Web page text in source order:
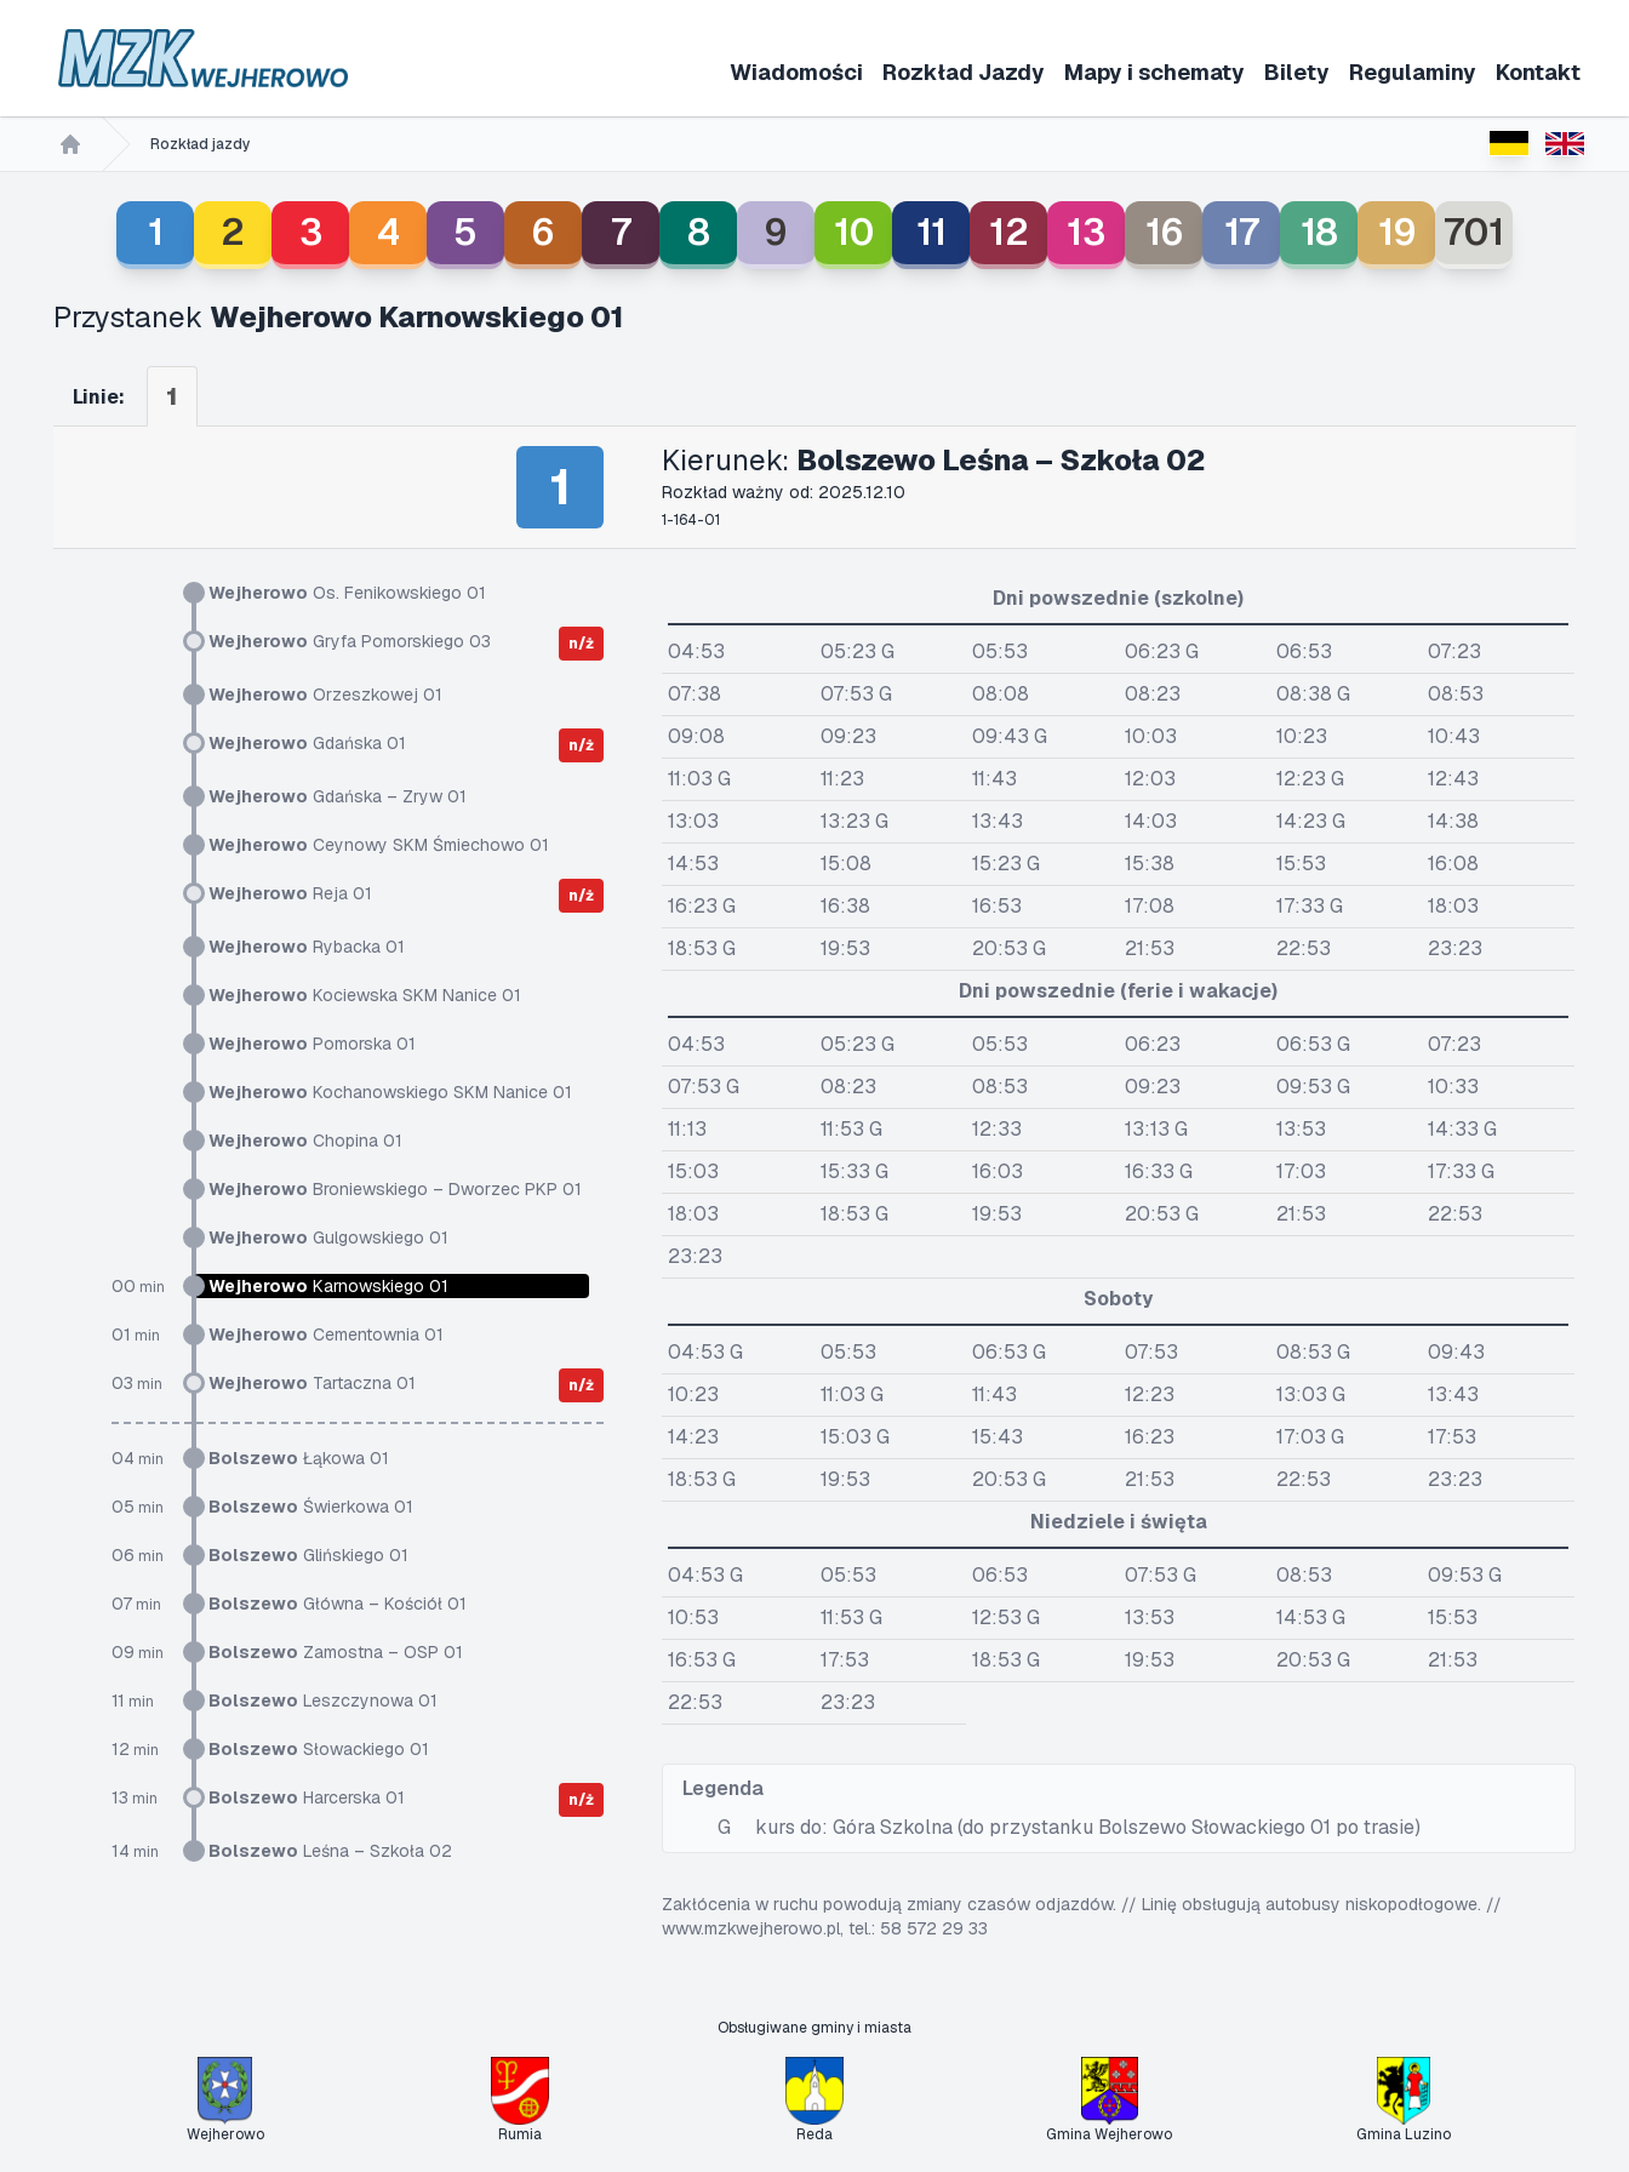
Wiadomości Rozkład Jazdy Mapy i schematy Bilety Regulaminy Kontakt
Rozkład jazdy
1 2 3 4 5 6 7 8 9 10 11 12 13 16 17 18 19 701
Przystanek Wejherowo Karnowskiego 01
Linie: 1
1 Kierunek: Bolszewo Leśna – Szkoła 02
Rozkład ważny od: 2025.12.10
1-164-01
Wejherowo Os. Fenikowskiego 01
Wejherowo Gryfa Pomorskiego 03 n/ż
Wejherowo Orzeszkowej 01
Wejherowo Gdańska 01 n/ż
Wejherowo Gdańska – Zryw 01
Wejherowo Ceynowy SKM Śmiechowo 01
Wejherowo Reja 01 n/ż
Wejherowo Rybacka 01
Wejherowo Kociewska SKM Nanice 01
Wejherowo Pomorska 01
Wejherowo Kochanowskiego SKM Nanice 01
Wejherowo Chopina 01
Wejherowo Broniewskiego – Dworzec PKP 01
Wejherowo Gulgowskiego 01
00 min Wejherowo Karnowskiego 01
01 min Wejherowo Cementownia 01
03 min Wejherowo Tartaczna 01 n/ż
04 min Bolszewo Łąkowa 01
05 min Bolszewo Świerkowa 01
06 min Bolszewo Glińskiego 01
07 min Bolszewo Główna – Kościół 01
09 min Bolszewo Zamostna – OSP 01
11 min Bolszewo Leszczynowa 01
12 min Bolszewo Słowackiego 01
13 min Bolszewo Harcerska 01 n/ż
14 min Bolszewo Leśna – Szkoła 02
Dni powszednie (szkolne)
04:53 05:23 G 05:53 06:23 G 06:53
07:23
07:38
07:53 G 08:08 08:23 08:38 G
08:53
09:08
09:23 09:43 G 10:03 10:23
10:43
11:03 G
11:23 11:43 12:03 12:23 G
12:43
13:03
13:23 G 13:43 14:03 14:23 G
14:38
14:53
15:08 15:23 G 15:38 15:53
16:08
16:23 G
16:38 16:53 17:08 17:33 G
18:03
18:53 G
19:53 20:53 G 21:53 22:53
23:23
Dni powszednie (ferie i wakacje)
04:53 05:23 G 05:53 06:23 06:53 G
07:23
07:53 G
08:23 08:53 09:23 09:53 G
10:33
11:13
11:53 G 12:33 13:13 G 13:53
14:33 G
15:03
15:33 G 16:03 16:33 G 17:03
17:33 G
18:03
18:53 G 19:53 20:53 G 21:53
22:53
23:23
Soboty
04:53 G 05:53 06:53 G 07:53 08:53 G
09:43
10:23
11:03 G 11:43 12:23 13:03 G
13:43
14:23
15:03 G 15:43 16:23 17:03 G
17:53
18:53 G
19:53 20:53 G 21:53 22:53
23:23
Niedziele i święta
04:53 G 05:53 06:53 07:53 G 08:53
09:53 G
10:53
11:53 G 12:53 G 13:53 14:53 G
15:53
16:53 G
17:53 18:53 G 19:53 20:53 G
21:53
22:53
23:23
Legenda
G
kurs do: Góra Szkolna (do przystanku Bolszewo Słowackiego 01 po trasie)
Zakłócenia w ruchu powodują zmiany czasów odjazdów. // Linię obsługują autobusy niskopodłogowe. //
www.mzkwejherowo.pl, tel.: 58 572 29 33
Obsługiwane gminy i miasta
Wejherowo Rumia Reda Gmina Wejherowo Gmina Luzino